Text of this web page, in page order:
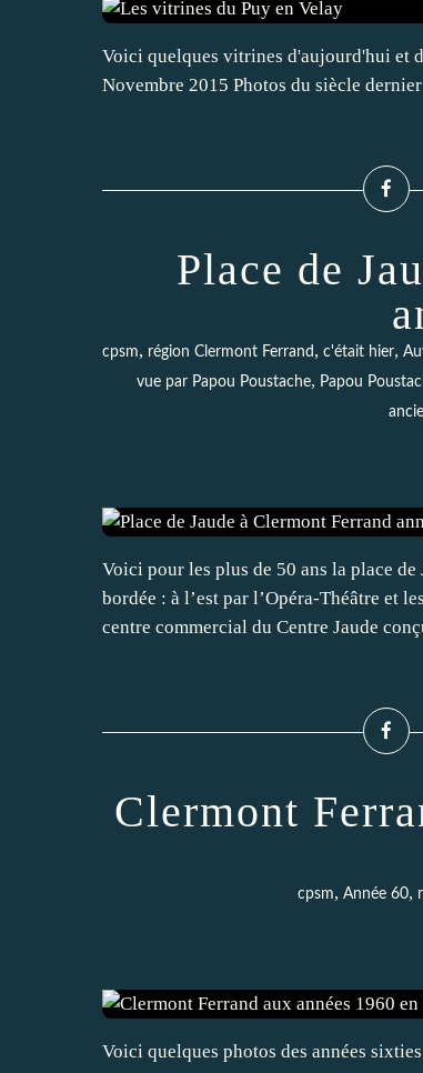
Voici quelques vitrines d'aujourd'hui et
Novembre 2015 Photos du siècle dernier
Place de
cpsm, région Clermont Ferrand , c'était hier,
vue par Papou Poustache, Papou
Voici pour les plus de 50 ans la place de
bordée : à l’est par l’Opéra-Théâtre et
centre commercial du Centre Jaude
Clermont
cpsm, Année 60,
Voici quelques photos des années